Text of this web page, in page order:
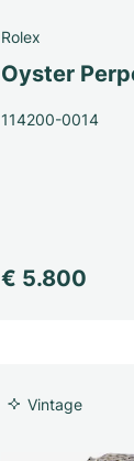
Rolex
Oyster
114200-0014
€ 5.800
Vintage